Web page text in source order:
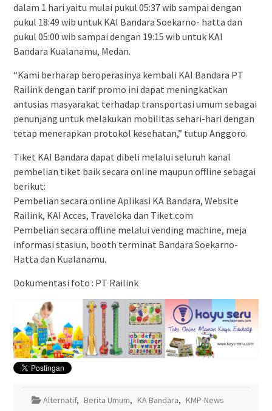
dalam 1 hari yaitu mulai pukul 05:37 wib sampai dengan
pukul 18:49 wib untuk KAI Bandara Soekarno- hatta dan
pukul 05:00 wib sampai dengan 19:15 wib untuk KAI
Bandara Kualanamu, Medan.
“Kami berharap beroperasinya kembali KAI Bandara PT
Railink dengan tarif promo ini dapat meningkatkan
antusias masyarakat terhadap transportasi umum sebagai
penunjang untuk melakukan mobilitas sehari-hari dengan
tetap menerapkan protokol kesehatan,” tutup Anggoro.
Tiket KAI Bandara dapat dibeli melalui seluruh kanal
pembelian tiket baik secara online maupun offline sebagai
berikut:
Pembelian secara online Aplikasi KA Bandara, Website
Railink, KAI Acces, Traveloka dan Tiket.com
Pembelian secara offline melalui vending machine, meja
informasi stasiun, booth terminat Bandara Soekarno-
Hatta dan Kualanamu.
Dokumentasi foto : PT Railink
Alternatif, Berita Umum, KA Bandara, KMP-News